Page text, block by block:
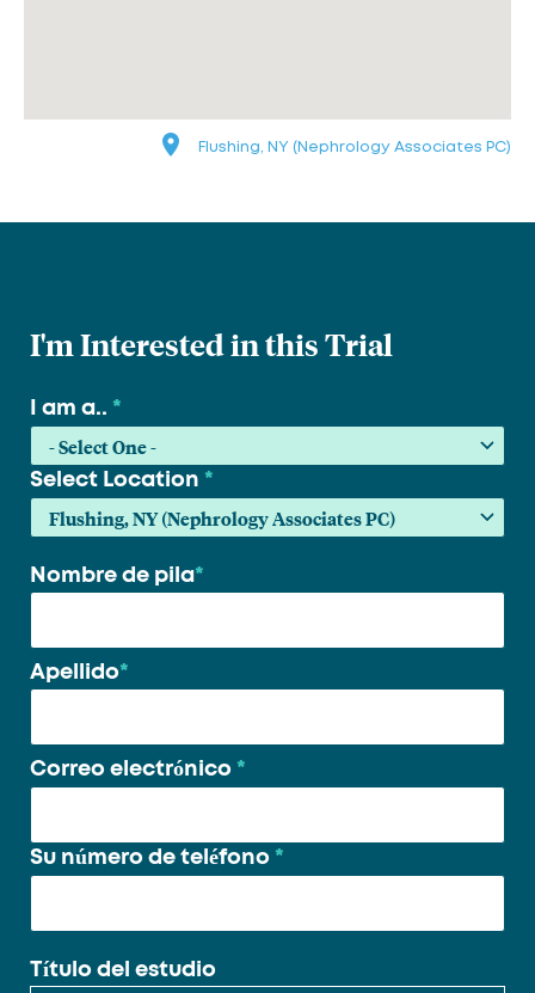
Flushing, NY (Nephrology Associates PC)
I'm Interested in this Trial
I am a.. *
Select Location *
Su
Nombre de pila*
Apellido*
Correo electrónico *
Su número de teléfono *
Título del estudio